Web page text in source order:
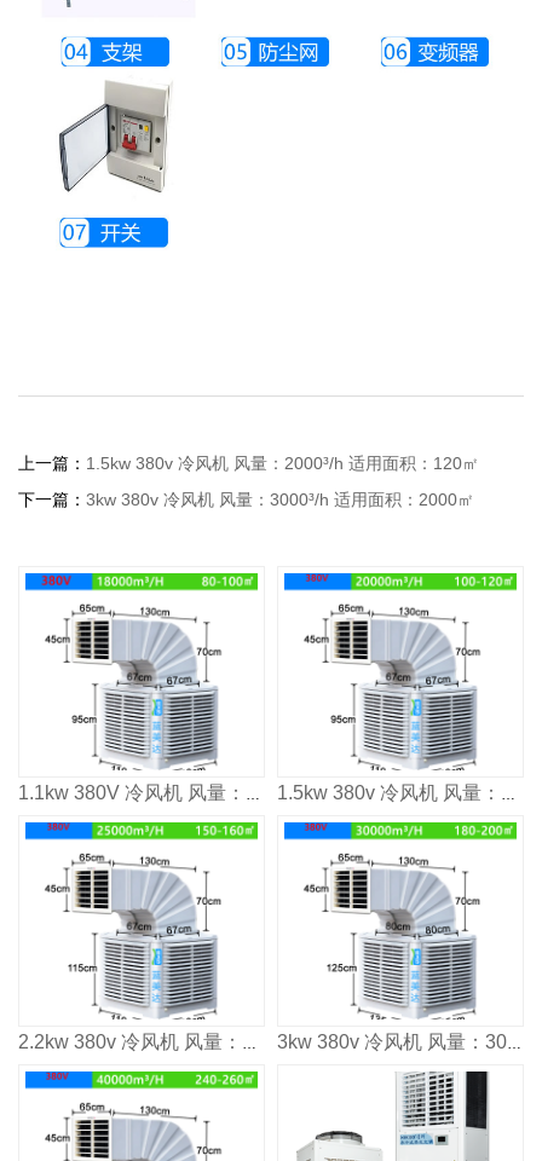
上一篇： 1.5kw 380v 冷风机 风量：2000³/h 适用面积：120㎡
下一篇： 3kw 380v 冷风机 风量：3000³/h 适用面积：2000㎡
1.1kw 380V 冷风机 风量：1800³/h 适用面积：80-100m² 1.5kw 380v 冷风机 风量：2000³/h 适用面积：120㎡
2.2kw 380v 冷风机 风量：2500³/h 适用面积：160㎡ 3kw 380v 冷风机 风量：3000³/h 适用面积：2000㎡